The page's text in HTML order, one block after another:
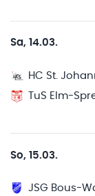
Sa, 14.03.
HC St.
TuS Elm-
So, 15.03.
JSG Bous-